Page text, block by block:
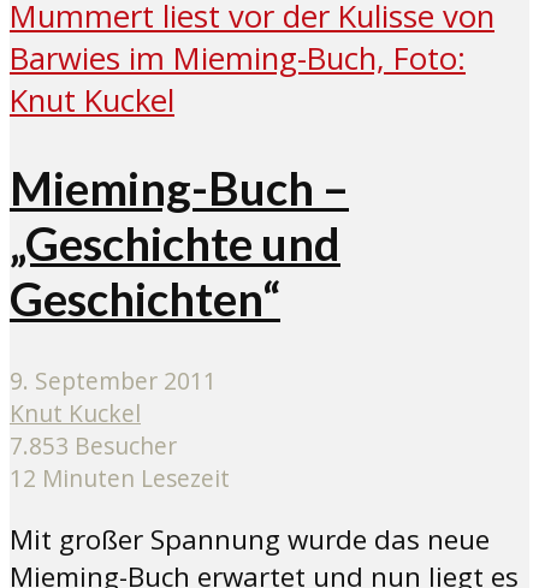
Mieming-Buch –
„Geschichte und
Geschichten“
9. September 2011
Knut Kuckel
7.853 Besucher
12 Minuten Lesezeit
Mit großer Spannung wurde das neue
Mieming-Buch erwartet und nun liegt es